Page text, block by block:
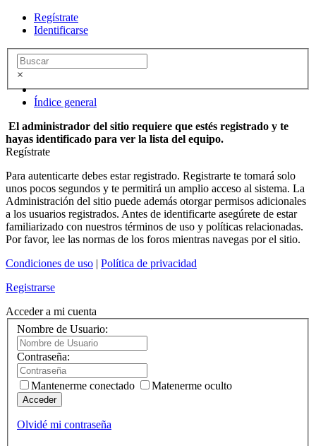
Regístrate
Identificarse
×
Índice general
El administrador del sitio requiere que estés registrado y te
hayas identificado para ver la lista del equipo.
Regístrate
Para autenticarte debes estar registrado. Registrarte te tomará solo
unos pocos segundos y te permitirá un amplio acceso al sistema. La
Administración del sitio puede además otorgar permisos adicionales
a los usuarios registrados. Antes de identificarte asegúrete de estar
familiarizado con nuestros términos de uso y políticas relacionadas.
Por favor, lee las normas de los foros mientras navegas por el sitio.
Condiciones de uso | Política de privacidad
Registrarse
Acceder a mi cuenta
Nombre de Usuario:
Contraseña:
Mantenerme conectado Matenerme oculto
Acceder
Olvidé mi contraseña